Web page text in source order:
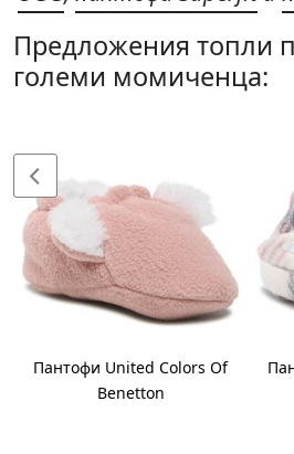
Предложения топли
големи момиченца:
Пантофи United Colors Of
Benetton